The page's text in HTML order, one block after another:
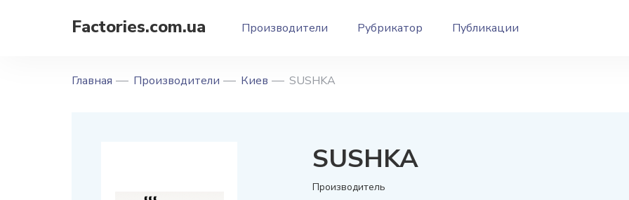
Factories.com.ua Производители Рубрикатор Публикации
Главная Производители Киев SUSHKA
SUSHKA
Производитель